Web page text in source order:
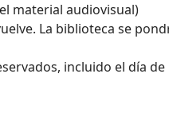
material audiovisual)
La biblioteca se
incluido el día